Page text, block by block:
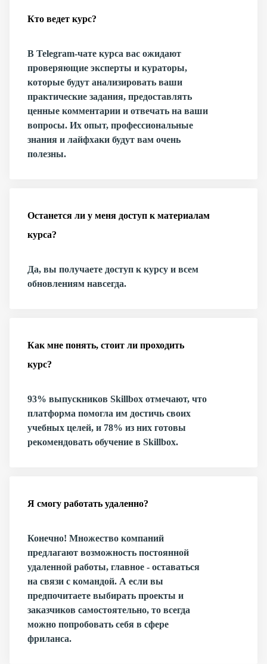
Кто ведет курс?
В Telegram-чате курса вас ожидают
проверяющие эксперты и кураторы,
которые будут анализировать ваши
практические задания, предоставлять
ценные комментарии и отвечать на ваши
вопросы. Их опыт, профессиональные
знания и лайфхаки будут вам очень
полезны.
Останется ли у меня доступ к материалам
курса?
Да, вы получаете доступ к курсу и всем
обновлениям навсегда.
Как мне понять, стоит ли проходить
курс?
93% выпускников Skillbox отмечают, что
платформа помогла им достичь своих
учебных целей, и 78% из них готовы
рекомендовать обучение в Skillbox.
Я смогу работать удаленно?
Конечно! Множество компаний
предлагают возможность постоянной
удаленной работы, главное - оставаться
на связи с командой. А если вы
предпочитаете выбирать проекты и
заказчиков самостоятельно, то всегда
можно попробовать себя в сфере
фриланса.